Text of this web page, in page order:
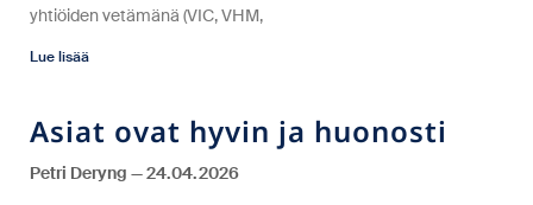
yhtiöiden vetämänä (VIC, VHM,
Lue lisää
Asiat ovat hyvin ja huonosti
Petri Deryng
24.04.2026